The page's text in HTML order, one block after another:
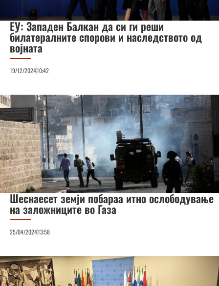
ЕУ: Западен Балкан да си ги реши
билатералните спорови и наследството од
војната
19/12/202410:42
Шеснаесет земји побараа итно ослободување
на заложниците во Газа
25/04/202413:58